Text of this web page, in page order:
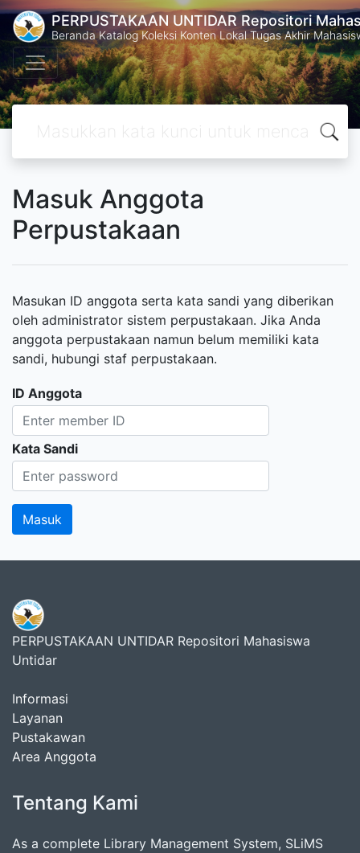
PERPUSTAKAAN UNTIDAR Repositori
Beranda Katalog Koleksi Konten Lokal Tugas Akhir
Masuk Anggota
Perpustakaan
Masukan ID anggota serta kata sandi yang diberikan
oleh administrator sistem perpustakaan. Jika Anda
anggota perpustakaan namun belum memiliki kata
sandi, hubungi staf perpustakaan.
ID Anggota
Kata Sandi
PERPUSTAKAAN UNTIDAR Repositori Mahasiswa
Untidar
Informasi
Layanan
Pustakawan
Area Anggota
Tentang Kami
As a complete Library Management System, SLiMS